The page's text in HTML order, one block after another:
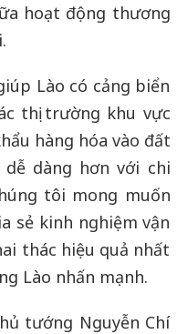
hoạt động thương
Lào có cảng biển
thị trường khu vực
hàng hóa vào đất
dàng hơn với chi
tôi mong muốn
sẻ kinh nghiệm vận
thác hiệu quả nhất
Lào nhấn mạnh.
tướng Nguyễn Chí